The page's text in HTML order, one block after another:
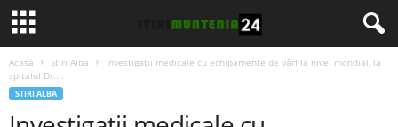
Acasă Stiri Alba
Investigații medicale cu echipamente de vârf la nivel mondial, la
spitalul Dr....
STIRI ALBA